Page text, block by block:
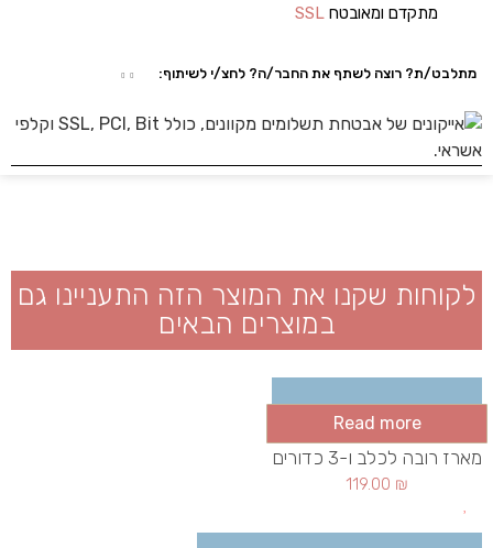
מתקדם ומאובטחSSL
מתלבט/ת? רוצה לשתף את החבר/ה? לחצ/י לשיתוף:
לקוחות שקנו את המוצר הזה התעניינו גם
במוצרים הבאים
Read more
מארז רובה לכלב ו-3 כדורים
119.00 ₪